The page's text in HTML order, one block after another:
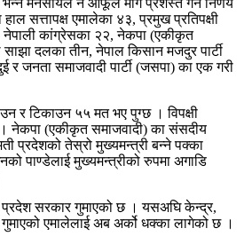
भन्ने मनसायले नै आफूले मार्ग प्रशस्त गर्ने निर्णय
सत्तापक्ष एमालेका ४३, प्रमुख प्रतिपक्षी
नेपाली कांग्रेसका २२, नेकपा (एकीकृत
दलका तीन, नेपाल किसान मजदुर पार्टी
र जनता समाजवादी पार्टी (जसपा) का एक गरी
र टिकाउन ५५ मत भए पुग्छ । विपक्षी
नेकपा (एकीकृत समाजवादी) का संसदीय
प्रदेशको तेस्रो मुख्यमन्त्री बन्ने पक्का
पाण्डेलाई मुख्यमन्त्रीको रुपमा अगाडि
सरकार गुमाएको छ । यसअघि केन्द्र,
एमालेलाई अब अर्को धक्का लागेको छ ।